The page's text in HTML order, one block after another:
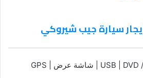
سيارة جيب شيروكي